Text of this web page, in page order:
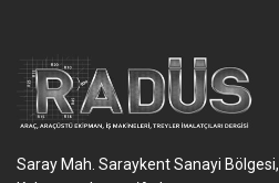
Saray Mah. Saraykent Sanayi